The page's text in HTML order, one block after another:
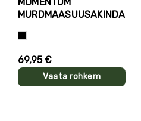
MURDMAASUUSAKINDAD
69,95 €
Vaata rohkem